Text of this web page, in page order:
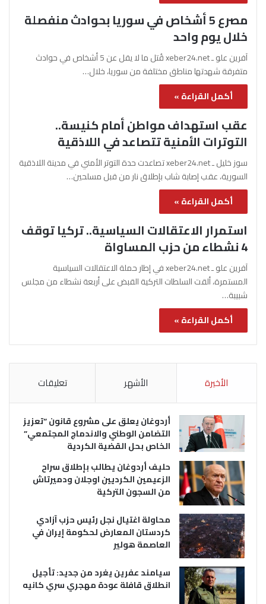
مصرع 5 أشخاص في سوريا بحوادث منفصلة
خلال يوم واحد
آفرين علو ـ xeber24.net قُتل ما لا يقل عن 5 أشخاص في حوادث
متفرقة شهدتها مناطق مختلفة من سوريا، خلال…
أكمل القراءة »
عقب استهداف مواطن أمام كنيسة..
التوترات الأمنية تتصاعد في اللاذقية
سوز خليل ـ xeber24.net تصاعدت حدة التوتر الأمني في مدينة اللاذقية
السورية، عقب إصابة شاب بإطلاق نار من قبل مسلحين…
أكمل القراءة »
استمرار الاعتقالات السياسية.. تركيا توقف
4 نشطاء من حزب المساواة
آفرين علو ـ xeber24.net في إطار حملة الاعتقالات السياسية
المستمرة، ألقت السلطات التركية القبض على أربعة نشطاء من مجلس
شبيبة…
أكمل القراءة »
الأخيرة الأشهر تعليقات
أردوغان يعلق على مشروع قانون “تعزيز
التضامن الوطني والاندماج المجتمعي”
الخاص بحل القضية الكردية
حليف أردوغان يطالب بإطلاق سراح
الزعيمين الكرديين اوجلان ودميرتاش
من السجون التركية
محاولة اغتيال نجل رئيس حزب آزادي
كردستان المعارض لحكومة إيران في
العاصمة هولير
سيامند عفرين يغرد من جديد: تأجيل
انطلاق قافلة عودة مهجري سري كانيه